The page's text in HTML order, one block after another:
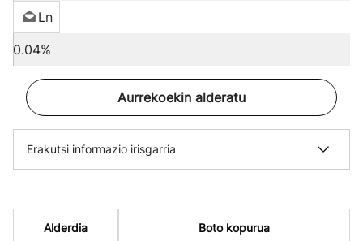
Ln
0.04%
Aurrekoekin alderatu
Erakutsi informazio irisgarria
Alderdia Boto kopurua